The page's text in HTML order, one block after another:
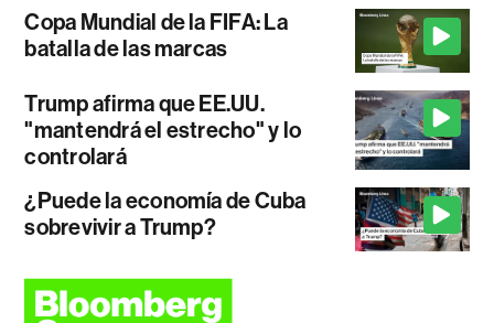
Copa Mundial de la FIFA: La
batalla de las marcas
Trump afirma que EE.UU.
"mantendrá el estrecho" y lo
controlará
¿Puede la economía de Cuba
sobrevivir a Trump?